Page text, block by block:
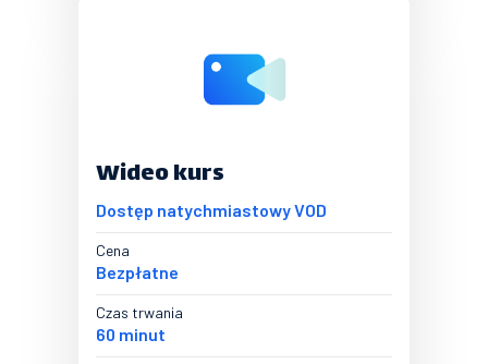
Wideo kurs
Dostęp natychmiastowy VOD
Cena
Bezpłatne
Czas trwania
60 minut